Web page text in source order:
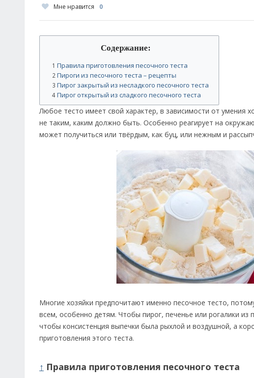
Мне нравится 0
Содержание:
1 Правила приготовления песочного теста
2 Пироги из песочного теста – рецепты
3 Пирог закрытый из несладкого песочного теста
4Пирог открытый из сладкого песочного теста
Любое тесто имеет свой характер, в зависимости от умения
не таким, каким должно быть. Особенно реагирует на
может получиться или твёрдым, как буц, или нежным и
Многие хозяйки предпочитают именно песочное тесто,
всем, особенно детям. Чтобы пирог, печенье или рогалики
чтобы консистенция выпечки была рыхлой и воздушной, а
приготовления этого теста.
↑ Правила приготовления песочного теста